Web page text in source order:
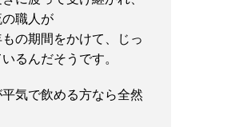
職人が
の期間をかけて、じっ
るんだそうです。
気で飲める方なら全然